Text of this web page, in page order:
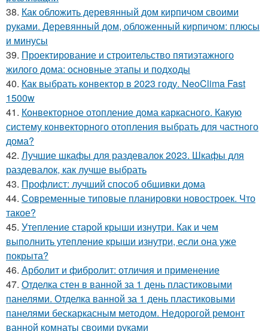
38. Как обложить деревянный дом кирпичом своими
руками. Деревянный дом, обложенный кирпичом: плюсы
и минусы
39. Проектирование и строительство пятиэтажного
жилого дома: основные этапы и подходы
40. Как выбрать конвектор в 2023 году. NeoClima Fast
1500w
41. Конвекторное отопление дома каркасного. Какую
систему конвекторного отопления выбрать для частного
дома?
42. Лучшие шкафы для раздевалок 2023. Шкафы для
раздевалок, как лучше выбрать
43. Профлист: лучший способ обшивки дома
44. Современные типовые планировки новостроек. Что
такое?
45. Утепление старой крыши изнутри. Как и чем
выполнить утепление крыши изнутри, если она уже
покрыта?
46. Арболит и фибролит: отличия и применение
47. Отделка стен в ванной за 1 день пластиковыми
панелями. Отделка ванной за 1 день пластиковыми
панелями бескаркасным методом. Недорогой ремонт
ванной комнаты своими руками